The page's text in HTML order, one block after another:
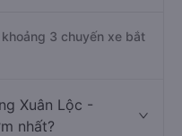
3 chuyến xe bắt
Xuân Lộc -
nhất?